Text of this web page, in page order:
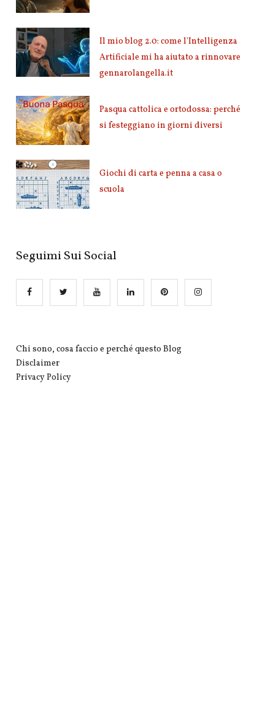
Il mio blog 2.0: come l'Intelligenza
Artificiale mi ha aiutato a rinnovare
gennarolangella.it
Pasqua cattolica e ortodossa: perché
si festeggiano in giorni diversi
Giochi di carta e penna a casa o
scuola
Seguimi Sui Social
Chi sono, cosa faccio e perché questo Blog
Disclaimer
Privacy Policy